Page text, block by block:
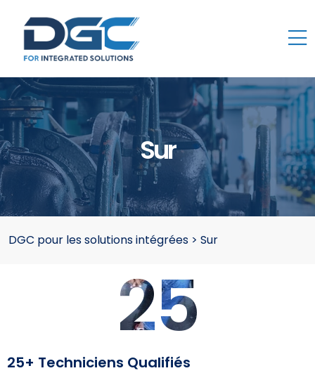
Sur
DGC pour les solutions intégrées > Sur
25
25+ Techniciens Qualifiés